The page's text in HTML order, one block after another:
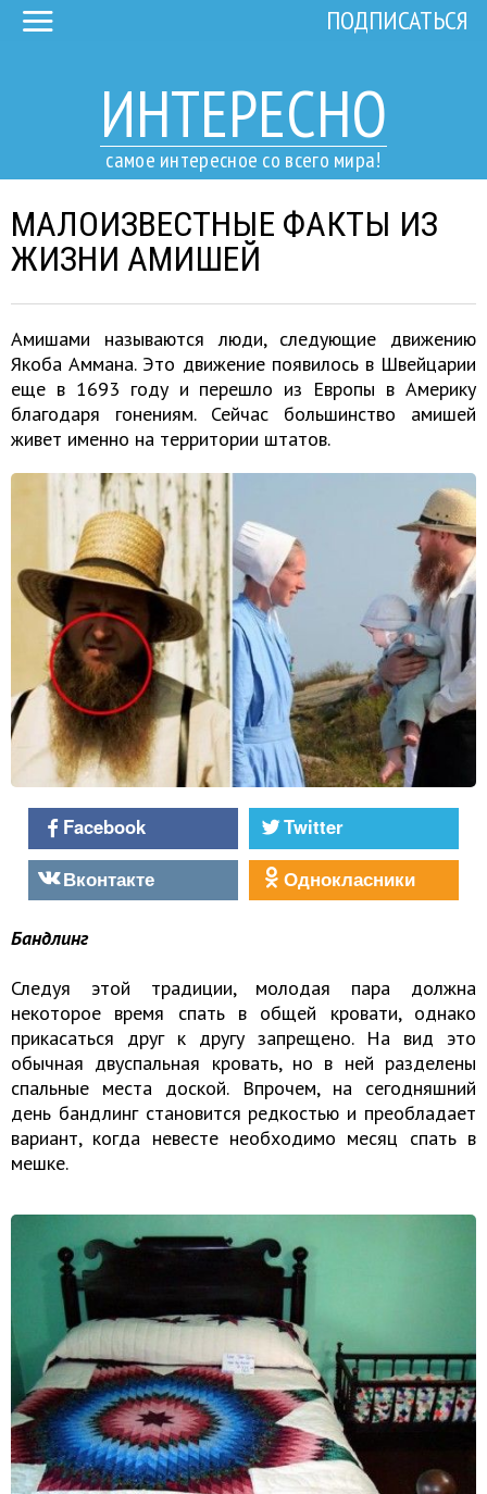
ИНТЕРЕСНО
самое интересное со всего мира!
ПОДПИСАТЬСЯ
МАЛОИЗВЕСТНЫЕ ФАКТЫ ИЗ
ЖИЗНИ АМИШЕЙ
Амишами называются люди, следующие движению
Якоба Аммана. Это движение появилось в Швейцарии
еще в 1693 году и перешло из Европы в Америку
благодаря гонениям. Сейчас большинство амишей
живет именно на территории штатов.
Facebook
Twitter
Вконтакте
Однокласники
Бандлинг
Следуя этой традиции, молодая пара должна
некоторое время спать в общей кровати, однако
прикасаться друг к другу запрещено. На вид это
обычная двуспальная кровать, но в ней разделены
спальные места доской. Впрочем, на сегодняшний
день бандлинг становится редкостью и преобладает
вариант, когда невесте необходимо месяц спать в
мешке.